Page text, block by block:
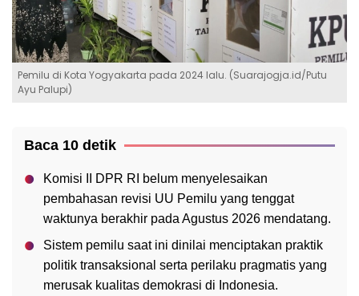
Pemilu di Kota Yogyakarta pada 2024 lalu. (Suarajogja.id/Putu
Ayu Palupi)
Baca 10 detik
Komisi II DPR RI belum menyelesaikan
pembahasan revisi UU Pemilu yang tenggat
waktunya berakhir pada Agustus 2026 mendatang.
Sistem pemilu saat ini dinilai menciptakan praktik
politik transaksional serta perilaku pragmatis yang
merusak kualitas demokrasi di Indonesia.